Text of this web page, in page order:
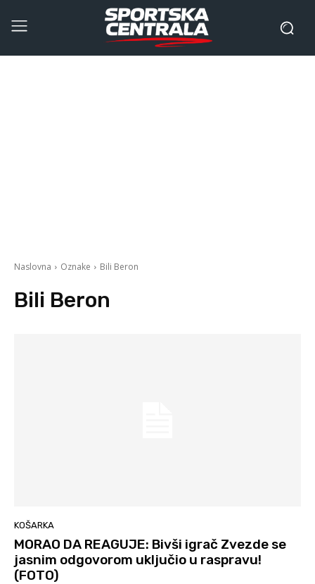
Naslovna Oznake Bili Beron
Bili Beron
KOŠARKA
MORAO DA REAGUJE: Bivši igrač Zvezde se
jasnim odgovorom uključio u raspravu!
(FOTO)